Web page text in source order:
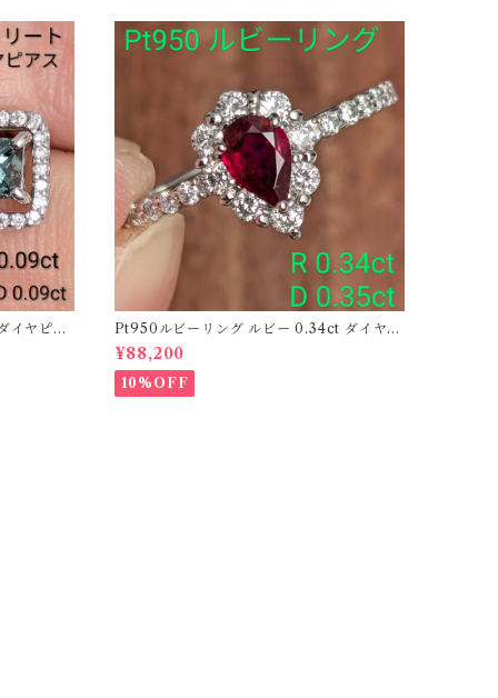
イヤピア
Pt950ルビーリング ルビー 0.34ct ダイヤモ
ンド 0.35ct【PRO206885】
¥88,200
10%OFF